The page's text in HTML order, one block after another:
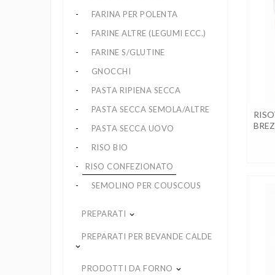
FARINA PER POLENTA
FARINE ALTRE (LEGUMI ECC.)
FARINE S/GLUTINE
GNOCCHI
PASTA RIPIENA SECCA
PASTA SECCA SEMOLA/ALTRE
PASTA SECCA UOVO
RISO BIO
RISO CONFEZIONATO
SEMOLINO PER COUSCOUS
PREPARATI keyboard_arrow_down
PREPARATI PER BEVANDE CALDE
keyboard_arrow_down
PRODOTTI DA FORNO keyboard_arrow_down